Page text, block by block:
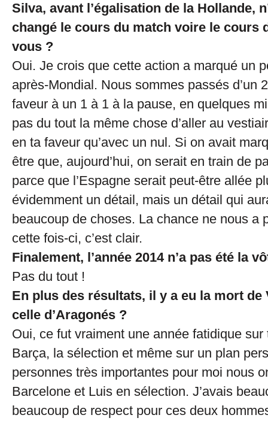
Silva, avant l’égalisation de la Hollande,
changé le cours du match voire le cours
vous ?
Oui. Je crois que cette action a marqué un
après-Mondial. Nous sommes passés d’un
faveur à un 1 à 1 à la pause, en quelques
pas du tout la même chose d’aller au
en ta faveur qu’avec un nul. Si on avait
être que, aujourd’hui, on serait en train de
parce que l’Espagne serait peut-être allée
évidemment un détail, mais un détail qui
beaucoup de choses. La chance ne nous a
cette fois-ci, c’est clair.
Finalement, l’année 2014 n’a pas été la
Pas du tout !
En plus des résultats, il y a eu la mort de
celle d’Aragonés ?
Oui, ce fut vraiment une année fatidique
Barça, la sélection et même sur un plan
personnes très importantes pour moi nous
Barcelone et Luis en sélection. J’avais
beaucoup de respect pour ces deux